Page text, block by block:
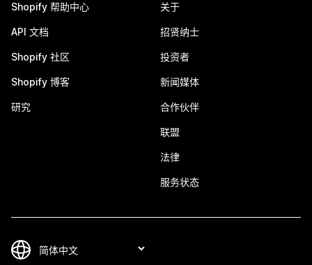
Shopify 帮助中心
API 文档
Shopify 社区
Shopify 博客
研究
关于
招贤纳士
投资者
新闻媒体
合作伙伴
联盟
法律
服务状态